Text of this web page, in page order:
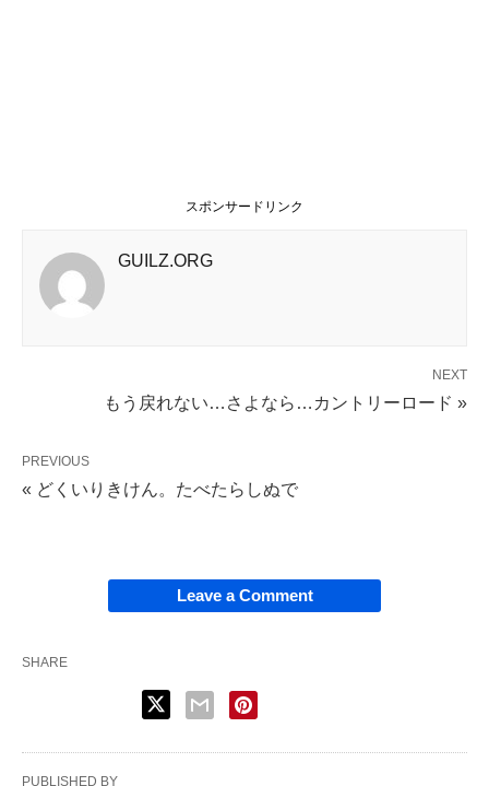
スポンサードリンク
GUILZ.ORG
NEXT
もう戻れない…さよなら…カントリーロード »
PREVIOUS
« どくいりきけん。たべたらしぬで
Leave a Comment
SHARE
PUBLISHED BY